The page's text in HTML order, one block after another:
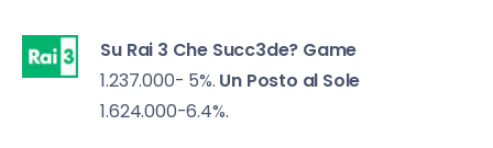
Su Rai 3 Che Succ3de? Game
1.237.000- 5%. Un Posto al Sole
1.624.000-6.4%.